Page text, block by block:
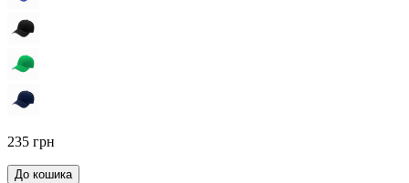
235 грн
До кошика